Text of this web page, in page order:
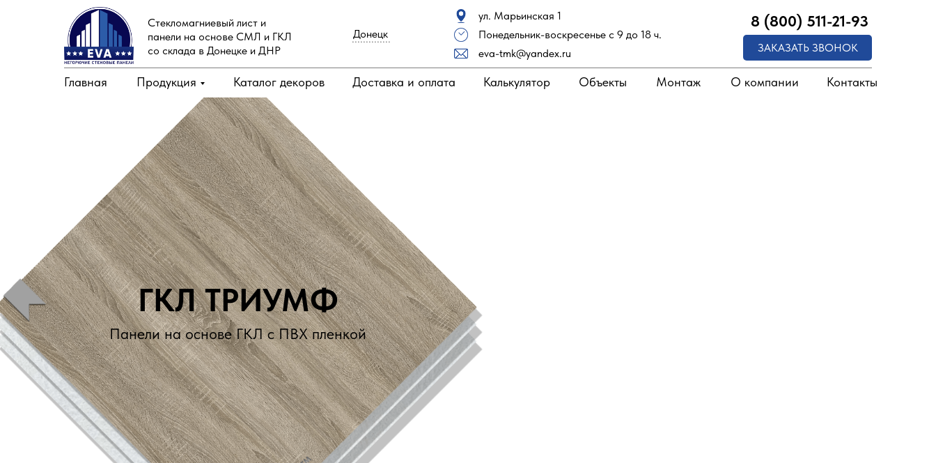
8 (800) 511-21-93
eva-tmk@yandex.ru
Стекломагниевый лист и
панели на основе СМЛ и ГКЛ
со склада в Донецке и ДНР
Донецк
..............
ЗАКАЗАТЬ ЗВОНОК
ул. Марьинская 1
Понедельник-воскресенье с 9 до 18 ч.
Главная Продукция Каталог декоров Доставка и оплата Калькулятор Объекты Монтаж О компании Контакты
ГКЛТРИУМФ
Панели на основе ГКЛ с ПВХ пленкой